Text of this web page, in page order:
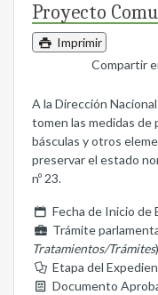
Proyecto
Imprimir
Compartir
A la Dirección
tomen las medidas de
básculas y otros
preservar el estado
nº 23.
Fecha de Inicio de
Trámite
Tratamientos/Trámites)
Etapa del
Documento